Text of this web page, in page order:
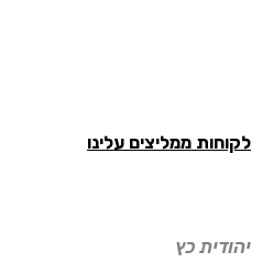
ממליצים עלינו
כץ